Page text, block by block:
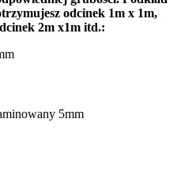
odcinek 1m x 1m,
2m x1m itd.:
5mm